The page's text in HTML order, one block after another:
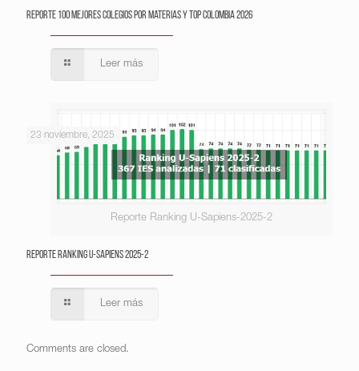
Reporte 100 Mejores Colegios por Materias y Top Colombia 2026
Leer más
Reporte Ranking U-Sapiens-2025-2
23 noviembre, 2025
Reporte Ranking U-Sapiens 2025-2
Leer más
Comments are closed.